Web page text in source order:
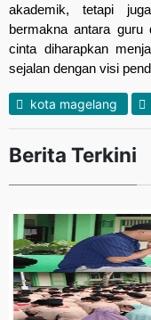
akademik, tetapi
bermakna antara
cinta diharapkan
sejalan dengan visi
kota magelang
Berita Terkini